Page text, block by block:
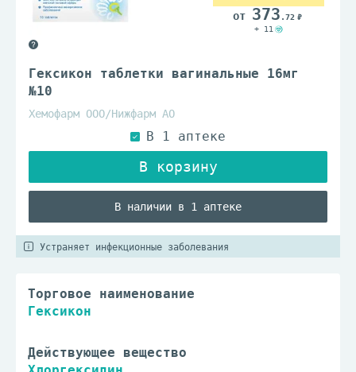
Гексикон таблетки вагинальные 16мг
№10
Хемофарм ООО/Нижфарм АО
В наличии в 1 аптеке
373 .72
+ 11
Устраняет инфекционные заболевания
Торговое наименование
Гексикон
Действующее вещество